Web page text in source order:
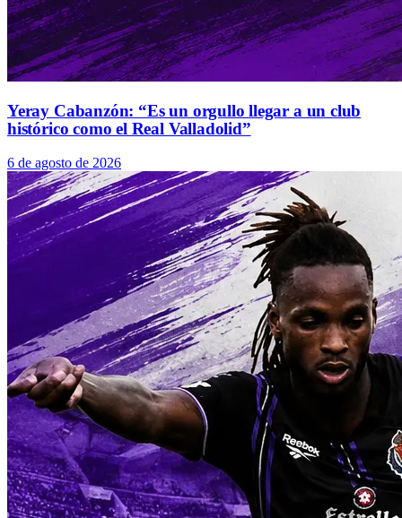
Yeray Cabanzón: “Es un orgullo llegar a un club
histórico como el Real Valladolid”
6 de agosto de 2026